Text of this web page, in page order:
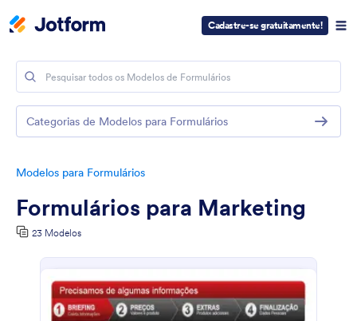
Cadastre-se gratuitamente!
Modelos para Formulários
Formulários para Marketing
23 Modelos
Categorias de Modelos para Formulários